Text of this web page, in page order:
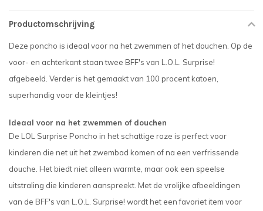
Productomschrijving
Deze poncho is ideaal voor na het zwemmen of het douchen. Op de
voor- en achterkant staan twee BFF's van L.O.L. Surprise!
afgebeeld. Verder is het gemaakt van 100 procent katoen,
superhandig voor de kleintjes!
Ideaal voor na het zwemmen of douchen
De LOL Surprise Poncho in het schattige roze is perfect voor
kinderen die net uit het zwembad komen of na een verfrissende
douche. Het biedt niet alleen warmte, maar ook een speelse
uitstraling die kinderen aanspreekt. Met de vrolijke afbeeldingen
van de BFF's van L.O.L. Surprise! wordt het een favoriet item voor